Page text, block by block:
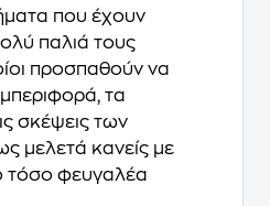
που έχουν
παλιά τους
προσπαθούν να
τα
σκέψεις των
μελετά κανείς με
τόσο φευγαλέα